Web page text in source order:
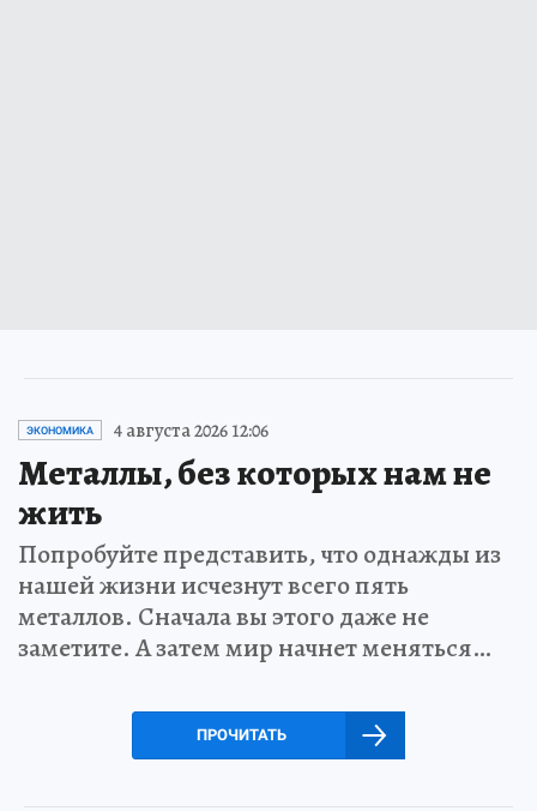
ЭКОНОМИКА 4 августа 2026 12:06
Металлы, без которых нам не
жить
Попробуйте представить, что однажды из
нашей жизни исчезнут всего пять
металлов. Сначала вы этого даже не
заметите. А затем мир начнет меняться…
ПРОЧИТАТЬ